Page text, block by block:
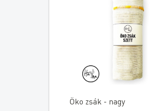
Öko zsák - nagy